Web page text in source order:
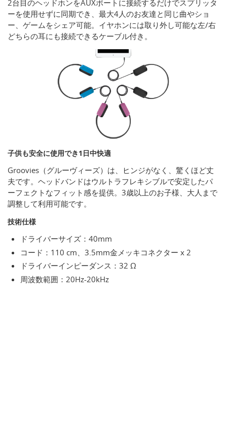
2台目のヘッドホンをAUXポートに接続するだけでスプリッタ
ーを使用せずに同期でき、最大4人のお友達と同じ曲やショ
ー、ゲームをシェア可能。イヤホンには取り外し可能な左/右
どちらの耳にも接続できるケーブル付き。
子供も安全に使用でき1日中快適
Groovies（グルーヴィーズ）は、ヒンジがなく、驚くほど丈
夫です。ヘッドバンドはウルトラフレキシブルで安定したパ
ーフェクトなフィット感を提供。3歳以上のお子様、大人まで
調整して利用可能です。
技術仕様
ドライバーサイズ：40mm
コード：110 cm、3.5mm金メッキコネクター x 2
ドライバーインピーダンス：32 Ω
周波数範囲：20Hz-20kHz